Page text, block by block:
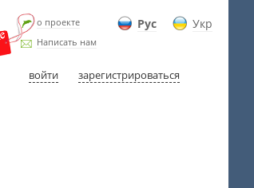
Рус Укр
о проекте
Написать нам
войти зарегистрироваться